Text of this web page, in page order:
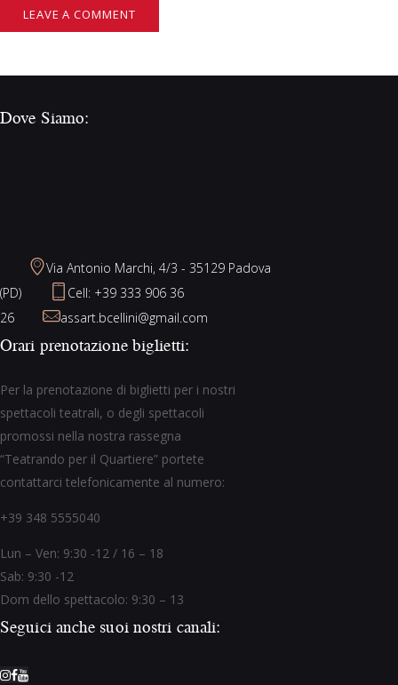
Dove Siamo:
Via Antonio Marchi, 4/3 - 35129 Padova
(PD)
Cell: +39 333 906 36
26
assart.bcellini@gmail.com
Orari prenotazione biglietti:
Per la prenotazione di biglietti per i nostri
spettacoli teatrali, o degli spettacoli
promossi nella nostra rassegna
“Teatrando per il Quartiere” portete
contattarci telefonicamente al numero:
+39 348 5555040
Lun – Ven: 9:30 -12 / 16 – 18
Sab: 9:30 -12
Dom dello spettacolo: 9:30 – 13
Seguici anche suoi nostri canali: